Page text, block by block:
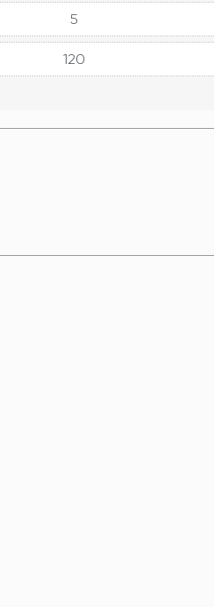
5
120